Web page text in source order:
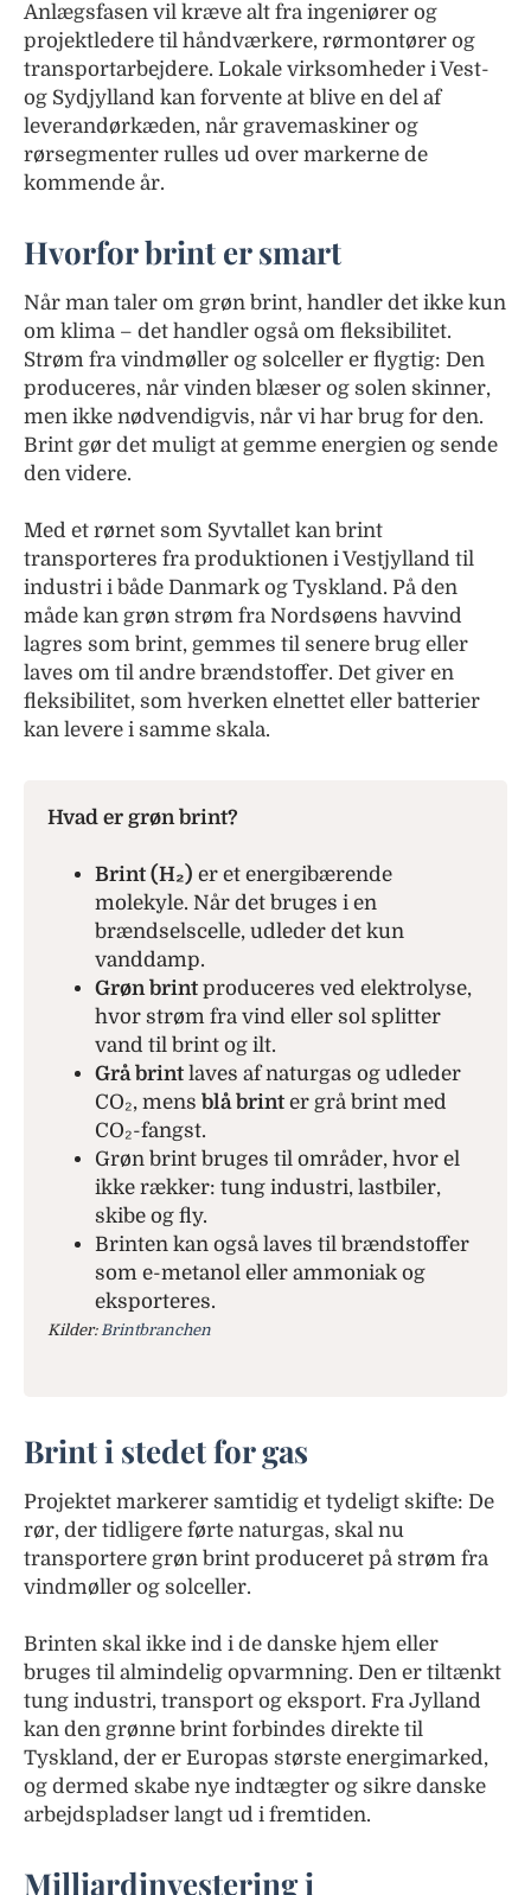
Anlægsfasen vil kræve alt fra ingeniører og
projektledere til håndværkere, rørmontører og
transportarbejdere. Lokale virksomheder i Vest-
og Sydjylland kan forvente at blive en del af
leverandørkæden, når gravemaskiner og
rørsegmenter rulles ud over markerne de
kommende år.
Hvorfor brint er smart
Når man taler om grøn brint, handler det ikke kun
om klima – det handler også om fleksibilitet.
Strøm fra vindmøller og solceller er flygtig: Den
produceres, når vinden blæser og solen skinner,
men ikke nødvendigvis, når vi har brug for den.
Brint gør det muligt at gemme energien og sende
den videre.
Med et rørnet som Syvtallet kan brint
transporteres fra produktionen i Vestjylland til
industri i både Danmark og Tyskland. På den
måde kan grøn strøm fra Nordsøens havvind
lagres som brint, gemmes til senere brug eller
laves om til andre brændstoffer. Det giver en
fleksibilitet, som hverken elnettet eller batterier
kan levere i samme skala.
Hvad er grøn brint?
Brint (H₂) er et energibærende
molekyle. Når det bruges i en
brændselscelle, udleder det kun
vanddamp.
Grøn brint produceres ved elektrolyse,
hvor strøm fra vind eller sol splitter
vand til brint og ilt.
Grå brint laves af naturgas og udleder
CO₂, mens blå brint er grå brint med
CO₂-fangst.
Grøn brint bruges til områder, hvor el
ikke rækker: tung industri, lastbiler,
skibe og fly.
Brinten kan også laves til brændstoffer
som e-metanol eller ammoniak og
eksporteres.
Kilder:Brintbranchen
Brint i stedet for gas
Projektet markerer samtidig et tydeligt skifte: De
rør, der tidligere førte naturgas, skal nu
transportere grøn brint produceret på strøm fra
vindmøller og solceller.
Brinten skal ikke ind i de danske hjem eller
bruges til almindelig opvarmning. Den er tiltænkt
tung industri, transport og eksport. Fra Jylland
kan den grønne brint forbindes direkte til
Tyskland, der er Europas største energimarked,
og dermed skabe nye indtægter og sikre danske
arbejdspladser langt ud i fremtiden.
Milliardinvestering i